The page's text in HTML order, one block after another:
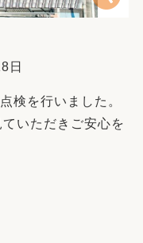
日
検を行いました。
いただきご安心を